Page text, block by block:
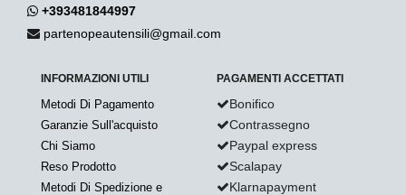
+393481844997
partenopeautensili@gmail.com
INFORMAZIONI UTILI
Metodi Di Pagamento
Garanzie Sull'acquisto
Chi Siamo
Reso Prodotto
Metodi Di Spedizione e
PAGAMENTI ACCETTATI
Bonifico
Contrassegno
Paypal express
Scalapay
Klarnapayment